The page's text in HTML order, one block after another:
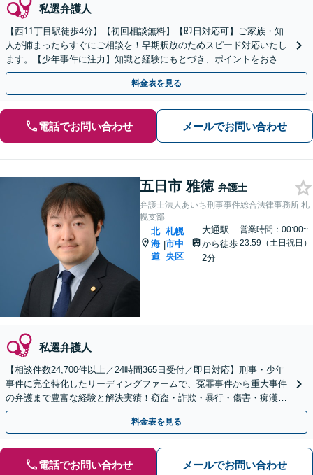
私選弁護人
【西11丁目駅徒歩4分】【初回相談無料】【即日対応可】ご家族・知
人が捕まったらすぐにご相談を！早期釈放のためスピード対応いたし
ます。【少年事件に注力】知識と経験にもとづき、ポイントをおさえ
た事件処理を実施【完全個室】【休日・夜間相談可】
料金表を見る
電話でお問い合わせ メールでお問い合わせ
五日市 雅徳 弁護士
弁護士法人あいち刑事事件総合法律事務所 札
幌支部
北
海
道
|
札幌
市中
央区
大通駅
から徒歩
2分
営業時間：00:00~
23:59（土日祝日）
私選弁護人
【相談件数24,700件以上／24時間365日受付／即日対応】刑事・少年
事件に完全特化したリーディングファームで、冤罪事件から重大事件
の弁護まで豊富な経験と解決実績！窃盗・詐欺・暴行・傷害・痴漢・
盗撮・薬物犯罪など幅広い分野に対応可能です！
料金表を見る
電話でお問い合わせ メールでお問い合わせ